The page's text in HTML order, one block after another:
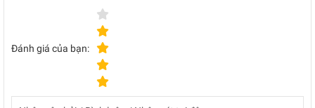
Đánh giá của bạn: